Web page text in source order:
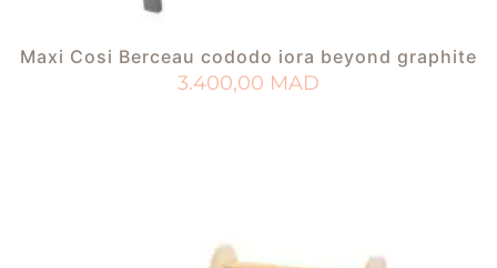
Maxi Cosi Berceau cododo iora beyond graphite
3.400,00 MAD